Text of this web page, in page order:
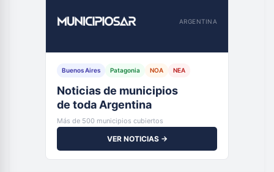
ARGENTINA
Buenos Aires Patagonia NOA NEA
Noticias de municipios
de toda Argentina
Más de 500 municipios cubiertos
VER NOTICIAS →